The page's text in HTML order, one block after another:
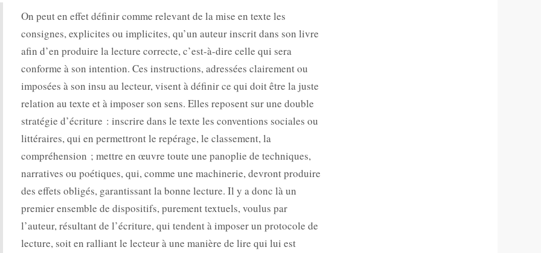
On peut en effet définir comme relevant de la mise en texte les
consignes, explicites ou implicites, qu’un auteur inscrit dans son livre
afin d’en produire la lecture correcte, c’est-à-dire celle qui sera
conforme à son intention. Ces instructions, adressées clairement ou
imposées à son insu au lecteur, visent à définir ce qui doit être la juste
relation au texte et à imposer son sens. Elles reposent sur une double
stratégie d’écriture : inscrire dans le texte les conventions sociales ou
littéraires, qui en permettront le repérage, le classement, la
compréhension ; mettre en œuvre toute une panoplie de techniques,
narratives ou poétiques, qui, comme une machinerie, devront produire
des effets obligés, garantissant la bonne lecture. Il y a donc là un
premier ensemble de dispositifs, purement textuels, voulus par
l’auteur, résultant de l’écriture, qui tendent à imposer un protocole de
lecture, soit en ralliant le lecteur à une manière de lire qui lui est